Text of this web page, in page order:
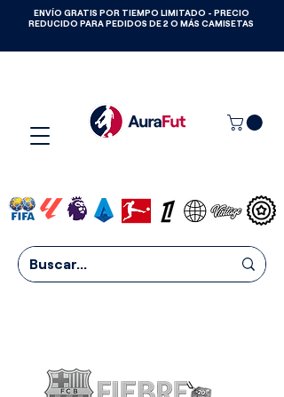
GANA CAMISETAS GRATIS HASTA
2027
ENVÍO GRATIS POR TIEMPO LIMITADO - PRECIO
REDUCIDO PARA PEDIDOS DE 2 O MÁS CAMISETAS